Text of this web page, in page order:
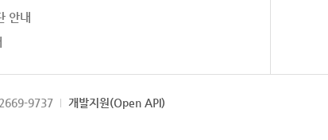
안내
9737 개발지원(Open API)